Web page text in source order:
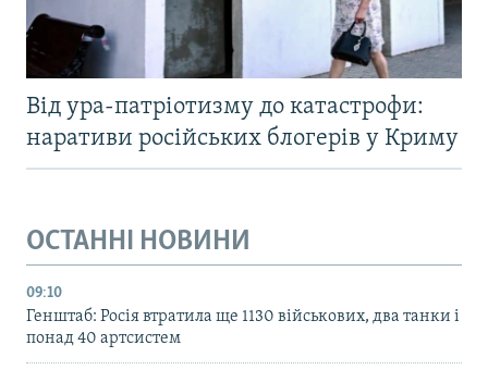
Від ура-патріотизму до катастрофи:
наративи російських блогерів у Криму
ОСТАННІ НОВИНИ
09:10
Генштаб: Росія втратила ще 1130 військових, два танки і
понад 40 артсистем